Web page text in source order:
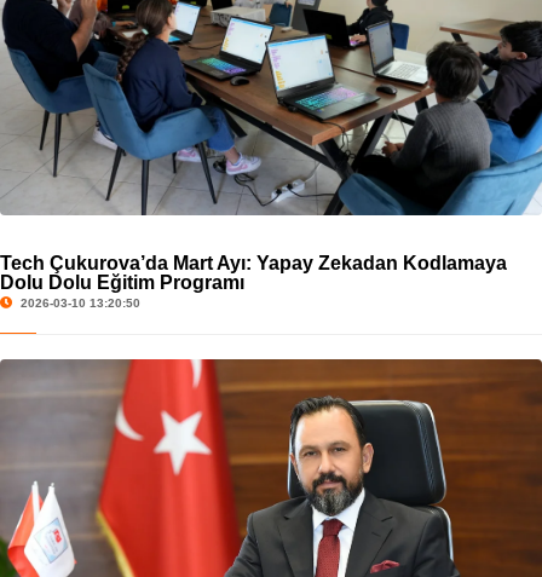
Tech Çukurova’da Mart Ayı: Yapay Zekadan Kodlamaya
Dolu Dolu Eğitim Programı
2026-03-10 13:20:50